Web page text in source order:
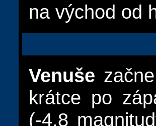
na východ od
Venuše
krátce po
(-4,8